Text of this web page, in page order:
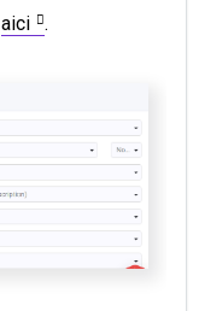
aici .